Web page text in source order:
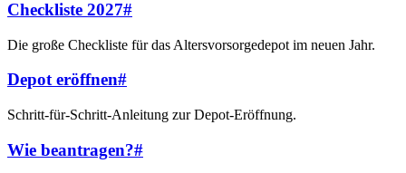
Checkliste 2027#
Die große Checkliste für das Altersvorsorgedepot im neuen Jahr.
Depot eröffnen#
Schritt-für-Schritt-Anleitung zur Depot-Eröffnung.
Wie beantragen?#